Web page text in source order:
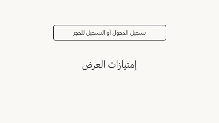
تسجيل الدخول أو التسجيل للحجز
إمتيازات العرض